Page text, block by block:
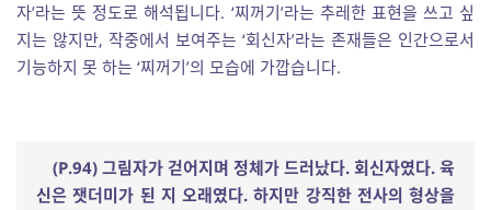
자’라는 뜻 정도로 해석됩니다. ‘찌꺼기’라는 추레한 표현을 쓰고 싶
지는 않지만, 작중에서 보여주는 ‘회신자’라는 존재들은 인간으로서
기능하지 못 하는 ‘찌꺼기’의 모습에 가깝습니다.
(P.94) 그림자가 걷어지며 정체가 드러났다. 회신자였다. 육
신은 잿더미가 된 지 오래였다.하지만 강직한 전사의 형상을